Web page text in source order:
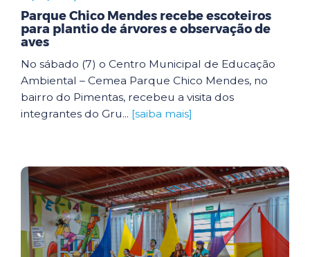
Parque Chico Mendes recebe escoteiros
para plantio de árvores e observação de
aves
No sábado (7) o Centro Municipal de Educação
Ambiental – Cemea Parque Chico Mendes, no
bairro do Pimentas, recebeu a visita dos
integrantes do Gru... [saiba mais]